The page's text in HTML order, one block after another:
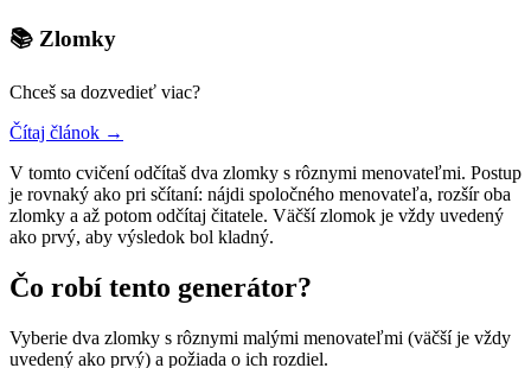
📚 Zlomky
Chceš sa dozvedieť viac?
Čítaj článok →
V tomto cvičení odčítaš dva zlomky s rôznymi menovateľmi. Postup
je rovnaký ako pri sčítaní: nájdi spoločného menovateľa, rozšír oba
zlomky a až potom odčítaj čitatele. Väčší zlomok je vždy uvedený
ako prvý, aby výsledok bol kladný.
Čo robí tento generátor?
Vyberie dva zlomky s rôznymi malými menovateľmi (väčší je vždy
uvedený ako prvý) a požiada o ich rozdiel.